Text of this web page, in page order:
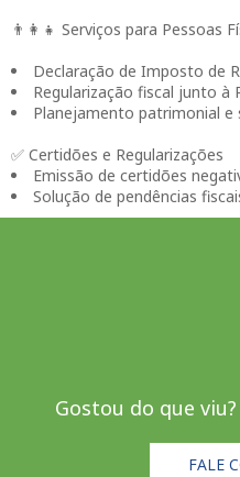
👨‍👩‍👧 Serviços para Pessoas
Declaração de Imposto de
Regularização fiscal junto à
Planejamento patrimonial e
✅ Certidões e Regularizações
Emissão de certidões
Solução de pendências
Gostou do que
FALE